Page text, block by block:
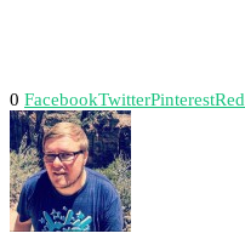
0 FacebookTwitterPinterest